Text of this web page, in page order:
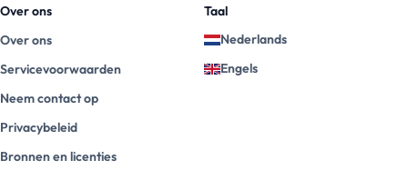
Over ons
Over ons
Servicevoorwaarden
Neem contact op
Privacybeleid
Bronnen en licenties
Taal
Nederlands
Engels